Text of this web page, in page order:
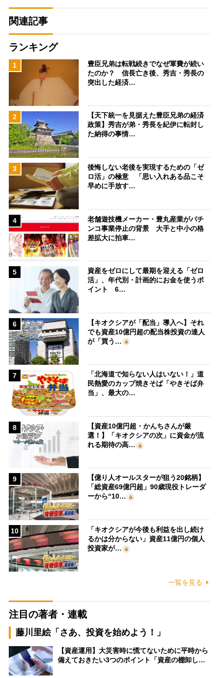
関連記事
ランキング
1
豊臣兄弟は転戦続きでなぜ軍費が続い
たのか？ 信長亡き後、秀吉・秀長の
突出した経済…
2
【天下統一を見据えた豊臣兄弟の経済
政策】秀吉が弟・秀長を紀伊に転封し
た納得の事情…
3
後悔しない老後を実現するための「ゼ
ロ活」の極意 「思い入れある品こそ
早めに手放す…
4
老舗遊技機メーカー・豊丸産業がパチ
ンコ事業停止の背景 大手と中小の格
差拡大に拍車…
5
資産をゼロにして最期を迎える「ゼロ
活」、年代別・計画的にお金を使うポ
イント 6…
6
【キオクシアが「配当」導入へ】それ
でも資産10億円超の配当株投資の達人
が「買う…
7
「北海道で知らない人はいない！」道
民熱愛のカップ焼きそば「やきそば弁
当」、最大の…
8
【資産10億円超・かんちさんが厳
選！】「キオクシアの次」に資金が流
れる期待の高…
9
【億り人オールスターが狙う20銘柄】
「総資産69億円超」90歳現役トレーダ
ーから“10…
10
「キオクシアが今後も利益を出し続け
るかは分からない」資産11億円の個人
投資家が…
一覧を見る
注目の著者・連載
藤川里絵「さあ、投資を始めよう！」
【資産運用】大災害時に慌てないために平時から
備えておきたい3つのポイント「資産の棚卸し…